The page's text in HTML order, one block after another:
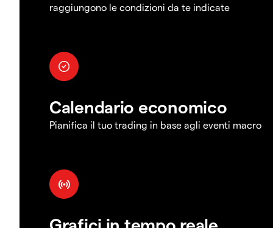
raggiungono le condizioni da te indicate
Calendario economico
Pianifica il tuo trading in base agli eventi macro
Grafici in tempo reale